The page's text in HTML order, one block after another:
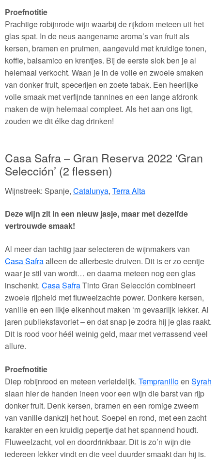
Proefnotitie
Prachtige robijnrode wijn waarbij de rijkdom meteen uit het
glas spat. In de neus aangename aroma’s van fruit als
kersen, bramen en pruimen, aangevuld met kruidige tonen,
koffie, balsamico en krentjes. Bij de eerste slok ben je al
helemaal verkocht. Waan je in de volle en zwoele smaken
van donker fruit, specerijen en zoete tabak. Een heerlijke
volle smaak met verfijnde tannines en een lange afdronk
maken de wijn helemaal compleet. Als het aan ons ligt,
zouden we dit élke dag drinken!
Casa Safra – Gran Reserva 2022 ‘Gran
Selección’ (2 flessen)
Wijnstreek: Spanje, Catalunya, Terra Alta
Deze wijn zit in een nieuw jasje, maar met dezelfde
vertrouwde smaak!
Al meer dan tachtig jaar selecteren de wijnmakers van
Casa Safraalleen de allerbeste druiven. Dit is er zo eentje
waar je stil van wordt… en daarna meteen nog een glas
inschenkt. Casa SafraTinto Gran Selección combineert
zwoele rijpheid met fluweelzachte power. Donkere kersen,
vanille en een likje eikenhout maken ‘m gevaarlijk lekker. Al
jaren publieksfavoriet – en dat snap je zodra hij je glas raakt.
Dit is rood voor héél weinig geld, maar met verrassend veel
allure.
Proefnotitie
Diep robijnrood en meteen verleidelijk. Tempranilloen Syrah
slaan hier de handen ineen voor een wijn die barst van rijp
donker fruit. Denk kersen, bramen en een romige zweem
van vanille dankzij het hout. Soepel en rond, met een zacht
karakter en een kruidig pepertje dat het spannend houdt.
Fluweelzacht, vol en doordrinkbaar. Dit is zo’n wijn die
iedereen lekker vindt en die veel duurder smaakt dan hij is.